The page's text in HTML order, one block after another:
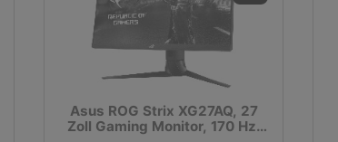
Asus ROG Strix XG27AQ, 27
Zoll Gaming Monitor, 170 Hz,